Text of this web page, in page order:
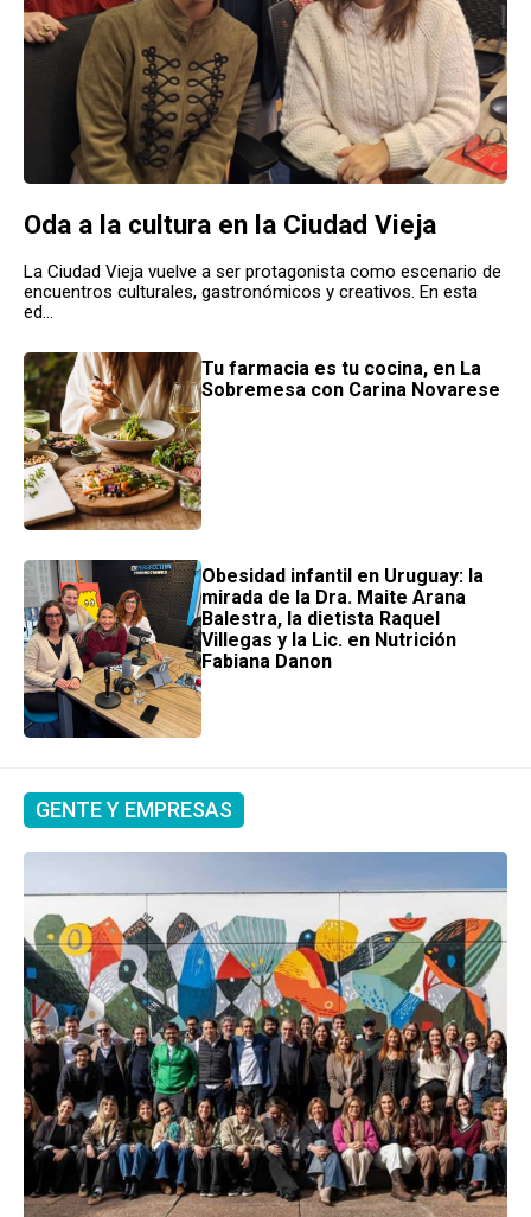
Oda a la cultura en la Ciudad Vieja
La Ciudad Vieja vuelve a ser protagonista como escenario de
encuentros culturales, gastronómicos y creativos. En esta
ed...
Tu farmacia es tu cocina, en La
Sobremesa con Carina Novarese
Obesidad infantil en Uruguay: la
mirada de la Dra. Maite Arana
Balestra, la dietista Raquel
Villegas y la Lic. en Nutrición
Fabiana Danon
GENTE Y EMPRESAS